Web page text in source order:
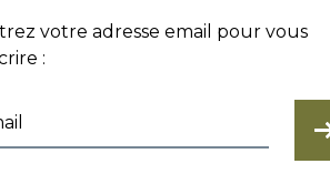
votre adresse email pour vous
: